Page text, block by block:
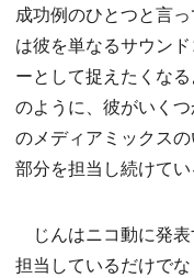
成功例のひとつと言
は彼を単なるサウン
ーとして捉えたくな
のように、彼がいく
のメディアミックス
部分を担当し続けてい
じんはニコ動に発
担当しているだけで